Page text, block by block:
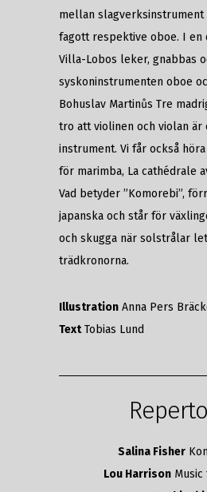
mellan slagverksinstrument
fagott respektive oboe. I en
Villa-Lobos leker, gnabbas
syskoninstrumenten oboe
Bohuslav Martinůs Tre
tro att violinen och violan är
instrument. Vi får också
för marimba, La cathédrale
Vad betyder ”Komorebi”,
japanska och står för
och skugga när solstrålar
trädkronorna.
Illustration Anna Pers
TextTobias Lund
Salina Fisher
Lou Harrison